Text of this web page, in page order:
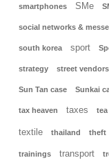
smartphones SMe
social networks &
south korea sport
strategy street vendors
Sun Tan case Sunkai
tax heaven taxes tea
textile thailand theft
trainings transport